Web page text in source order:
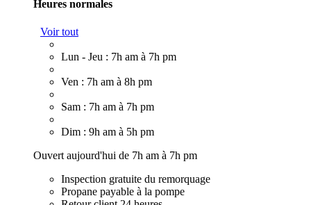
Heures normales
Voir tout
Lun - Jeu : 7h am à 7h pm
Ven : 7h am à 8h pm
Sam : 7h am à 7h pm
Dim : 9h am à 5h pm
Ouvert aujourd'hui de 7h am à 7h pm
Inspection gratuite du remorquage
Propane payable à la pompe